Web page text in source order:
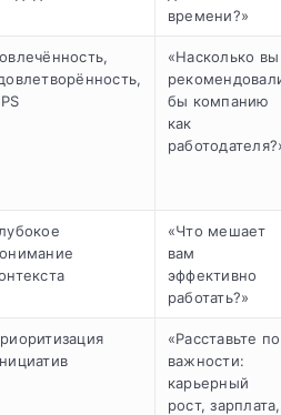
времени?»
«Насколько вы
бы компанию
как
«Что мешает
вам
эффективно
работать?»
«Расставьте по
важности:
карьерный
рост, зарплата,